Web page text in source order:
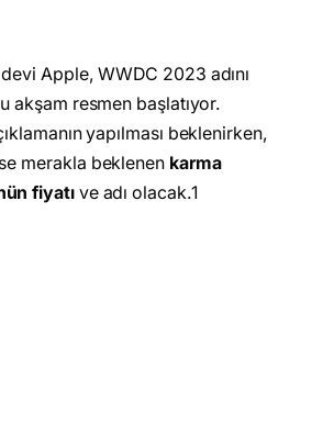
Apple, WWDC 2023 adını
akşam resmen başlatıyor.
yapılması beklenirken,
merakla beklenen karma
fiyatı ve adı olacak.1